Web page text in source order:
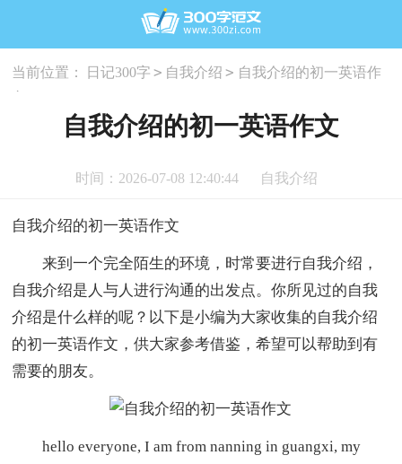
当前位置： 日记300字 > 自我介绍 > 自我介绍的初一英语作
自我介绍的初一英语作文
时间：2026-07-08 12:40:44 自我介绍
自我介绍的初一英语作文
来到一个完全陌生的环境，时常要进行自我介绍，
自我介绍是人与人进行沟通的出发点。你所见过的自我
介绍是什么样的呢？以下是小编为大家收集的自我介绍
的初一英语作文，供大家参考借鉴，希望可以帮助到有
需要的朋友。
hello everyone, I am from nanning in guangxi, my